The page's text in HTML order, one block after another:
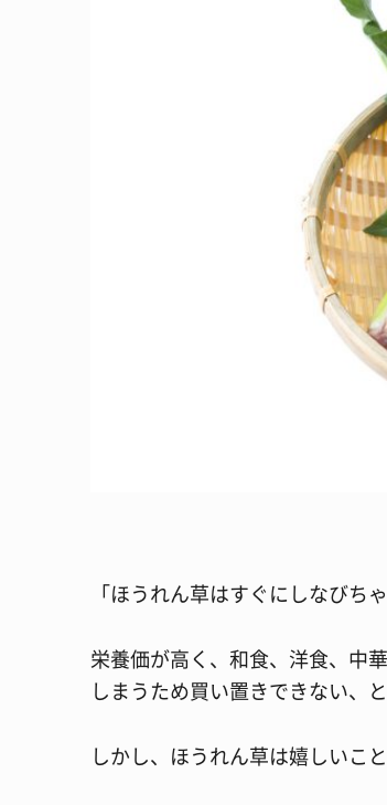
「ほうれん草はすぐにしなびち
栄養価が高く、和食、洋食、中
しまうため買い置きできない、
しかし、ほうれん草は嬉しいこ